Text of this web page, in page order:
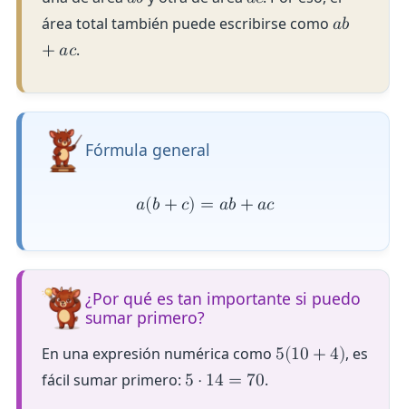
área total también puede escribirse como 𝑎𝑏
+𝑎𝑐.
Fórmula general
𝑎(𝑏 +𝑐) = 𝑎𝑏 +𝑎𝑐
¿Por qué es tan importante si puedo
sumar primero?
En una expresión numérica como 5(10 +4), es
fácil sumar primero: 5 ⋅ 14 = 70.